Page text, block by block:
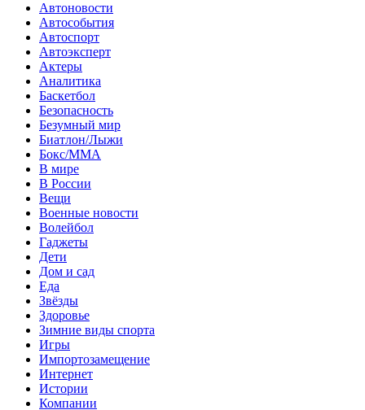
Автоновости
Автособытия
Автоспорт
Автоэксперт
Актеры
Аналитика
Баскетбол
Безопасность
Безумный мир
Биатлон/Лыжи
Бокс/MMA
В мире
В России
Вещи
Военные новости
Волейбол
Гаджеты
Дети
Дом и сад
Еда
Звёзды
Здоровье
Зимние виды спорта
Игры
Импортозамещение
Интернет
Истории
Компании